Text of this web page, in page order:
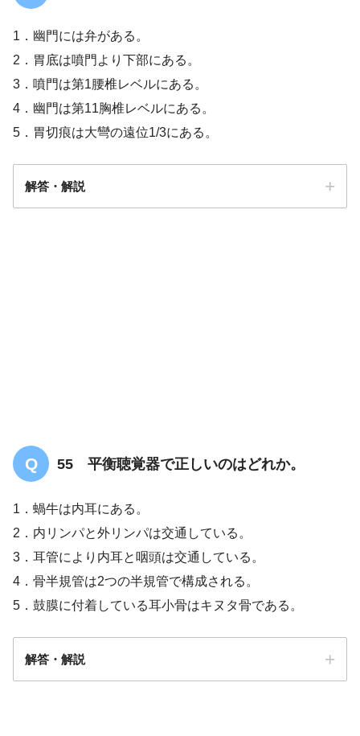
【PT/OT/共通】骨（構造/解剖）について
1．幽門には弁がある。
2．胃底は噴門より下部にある。
3．噴門は第1腰椎レベルにある。
4．幽門は第11胸椎レベルにある。
5．胃切痕は大彎の遠位1/3にある。
解答・解説
55 平衡聴覚器で正しいのはどれか。
1．蝸牛は内耳にある。
2．内リンパと外リンパは交通している。
3．耳管により内耳と咽頭は交通している。
4．骨半規管は2つの半規管で構成される。
5．鼓膜に付着している耳小骨はキヌタ骨である。
解答・解説